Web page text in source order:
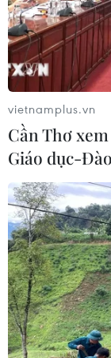
Doanh nghiệp
cao triển vọng
nông nghiệp
06/08/2026 04:14
Thống đốc Fed
suất nếu lạm
nhiệt
06/08/2026 03:46
Sản lượng
giảm trong
06/08/2026 03:41
vietnamplus.vn
Cần Thơ
Giáo dục-